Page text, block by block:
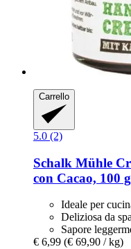
Carrello
5.0 (2)
Schalk Mühle
con Cacao, 100 g
Ideale per
Deliziosa da
Sapore
€ 6,99 (€ 69,90 / kg)